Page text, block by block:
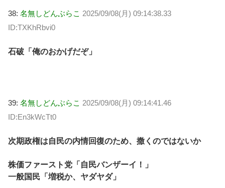
38: 名無しどんぶらこ 2025/09/08(月) 09:14:38.33
ID:TXKhRbvi0
石破「俺のおかげだぞ」
39: 名無しどんぶらこ 2025/09/08(月) 09:14:41.46
ID:En3kWcTt0
次期政権は自民の内情回復のため、撒くのではないか
株価ファースト党「自民バンザーイ！」
一般国民「増税か、ヤダヤダ」